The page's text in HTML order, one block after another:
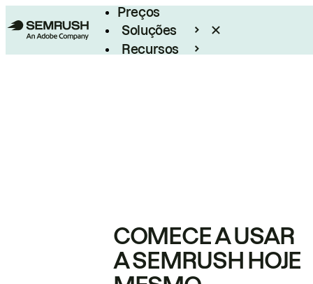
Preços
Soluções
Recursos
COMECE A USAR
A SEMRUSH HOJE